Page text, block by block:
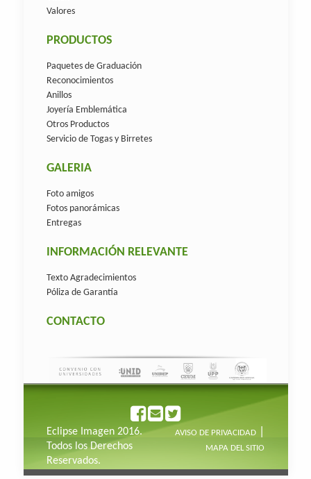
Valores
PRODUCTOS
Paquetes de Graduación
Reconocimientos
Anillos
Joyería Emblemática
Otros Productos
Servicio de Togas y Birretes
GALERIA
Foto amigos
Fotos panorámicas
Entregas
INFORMACIÓN RELEVANTE
Texto Agradecimientos
Póliza de Garantía
CONTACTO
Eclipse Imagen 2016.
Todos los Derechos
Reservados.
AVISO DE PRIVACIDAD
MAPA DEL SITIO